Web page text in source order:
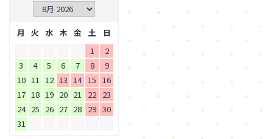
月 火 水 木 金 土
日
1
2
3
4 5 6 7 8
9
10 11 12 13 14 15
16
17 18 19 20 21 22 23
24 25 26 27 28 29 30
31